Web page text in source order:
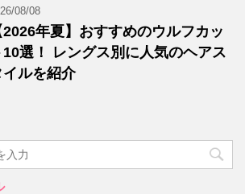
08/08
2026年夏】おすすめのウルフカッ
10選！ レングス別に人気のヘアス
イルを紹介